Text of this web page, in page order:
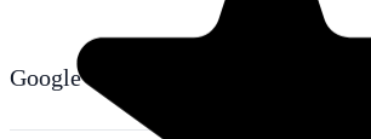
Google Workspace 是否包含